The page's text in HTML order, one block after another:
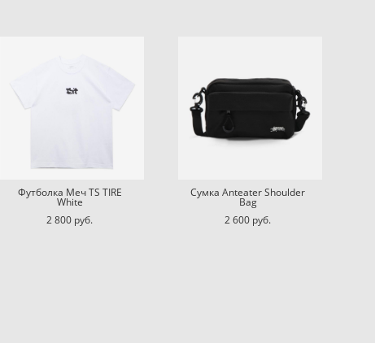
Футболка Меч TS TIRE
White
2 800 pуб.
Сумка Anteater Shoulder
Bag
2 600 pуб.